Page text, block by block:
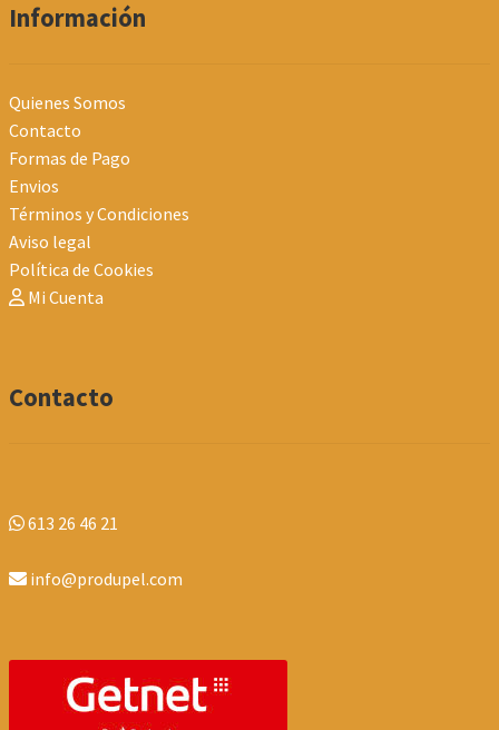
Información
Quienes Somos
Contacto
Formas de Pago
Envios
Términos y Condiciones
Aviso legal
Política de Cookies
Mi Cuenta
Contacto
613 26 46 21
info@produpel.com